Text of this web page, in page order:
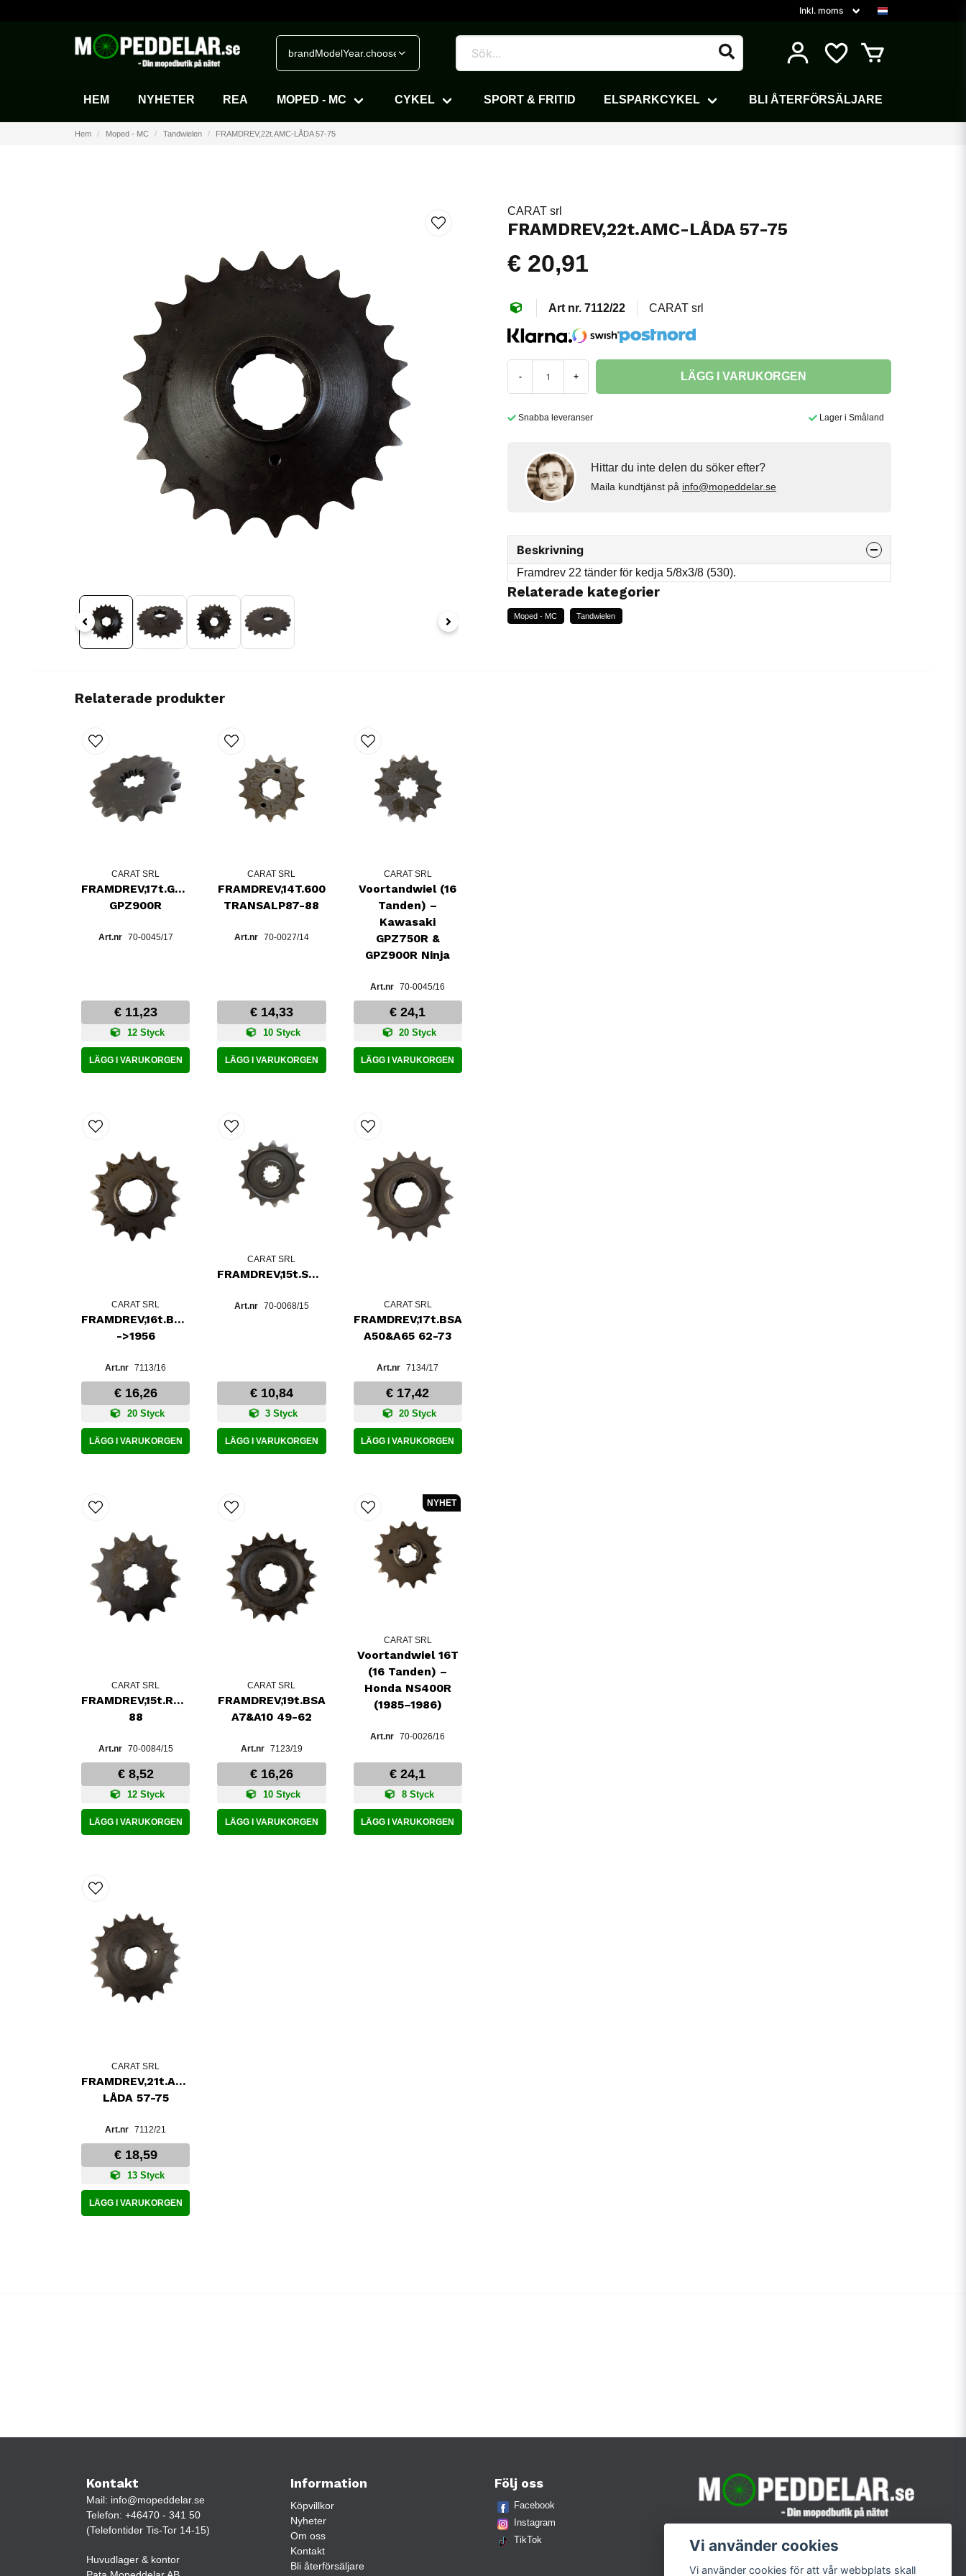
brandModelYear.chooseVehicle
HEM NYHETER REA MOPED - MC CYKEL SPORT & FRITID ELSPARKCYKEL BLI ÅTERFÖRSÄLJARE
Hem Moped - MC Tandwielen FRAMDREV,22t.AMC-LÅDA 57-75
CARAT srl
FRAMDREV,22t.AMC-LÅDA 57-75
€ 20,91
7112/22 CARAT srl
- + LÄGG I VARUKORGEN
Snabba leveranser Lager i Småland
Hittar du inte delen du söker efter?
Maila kundtjänst på info@mopeddelar.se
Beskrivning
Framdrev 22 tänder för kedja 5/8x3/8 (530).
Relaterade kategorier
Moped - MC Tandwielen
Relaterade produkter
CARAT SRL
FRAMDREV,17t.GPZ750R,
GPZ900R
70-0045/17
€ 11,23
12 Styck
LÄGG I VARUKORGEN
CARAT SRL
FRAMDREV,14T.600
TRANSALP87-88
70-0027/14
€ 14,33
10 Styck
LÄGG I VARUKORGEN
CARAT SRL
Voortandwiel (16
Tanden) –
Kawasaki
GPZ750R &
GPZ900R Ninja
70-0045/16
€ 24,1
20 Styck
LÄGG I VARUKORGEN
CARAT SRL
FRAMDREV,16t.BURMANLÅDA
->1956
7113/16
€ 16,26
20 Styck
LÄGG I VARUKORGEN
CARAT SRL
FRAMDREV,15t.SUZ.GSX400F,GR650
70-0068/15
€ 10,84
3 Styck
LÄGG I VARUKORGEN
CARAT SRL
FRAMDREV,17t.BSA
A50&A65 62-73
7134/17
€ 17,42
20 Styck
LÄGG I VARUKORGEN
CARAT SRL
FRAMDREV,15t.RD350LC/YPVS83-
88
70-0084/15
€ 8,52
12 Styck
LÄGG I VARUKORGEN
CARAT SRL
FRAMDREV,19t.BSA
A7&A10 49-62
7123/19
€ 16,26
10 Styck
LÄGG I VARUKORGEN
CARAT SRL
Voortandwiel 16T
(16 Tanden) –
Honda NS400R
(1985–1986)
70-0026/16
€ 24,1
8 Styck
LÄGG I VARUKORGEN
NYHET
CARAT SRL
FRAMDREV,21t.AMC-
LÅDA 57-75
7112/21
€ 18,59
13 Styck
LÄGG I VARUKORGEN
Kontakt
Mail: info@mopeddelar.se
Telefon: +46470 - 341 50
(Telefontider Tis-Tor 14-15)
Huvudlager & kontor
Information
Köpvillkor
Nyheter
Om oss
Kontakt
Bli återförsäljare
Följ oss
Facebook
Instagram
TikTok
Vi använder cookies
Vi använder cookies för att vår webbplats skall